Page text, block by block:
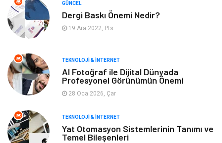
Plaka Tanıma Sistemleri Hediyelik Eşya
Tarım & Hayvancılık Moda
GÜNCEL
Dergi Baskı Önemi Nedir?
19 Ara 2022, Pts
TEKNOLOJI & İNTERNET
AI Fotoğraf ile Dijital Dünyada
Profesyonel Görünümün Önemi
28 Oca 2026, Çar
TEKNOLOJI & İNTERNET
Yat Otomasyon Sistemlerinin Tanımı ve
Temel Bileşenleri